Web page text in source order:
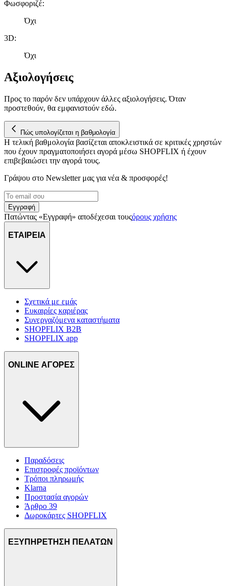
Φωσφοριζέ:
Όχι
3D:
Όχι
Αξιολογήσεις
Προς το παρόν δεν υπάρχουν άλλες αξιολογήσεις. Όταν
προστεθούν, θα εμφανιστούν εδώ.
Πώς υπολογίζεται η βαθμολογία
Η τελική βαθμολογία βασίζεται αποκλειστικά σε κριτικές χρηστών
που έχουν πραγματοποιήσει αγορά μέσω SHOPFLIX ή έχουν
επιβεβαιώσει την αγορά τους.
Γράψου στο Νewsletter μας για νέα & προσφορές!
Εγγραφή
Πατώντας «Εγγραφή» αποδέχεσαι τουςόρους χρήσης
ΕΤΑΙΡΕΙΑ
Σχετικά με εμάς
Ευκαιρίες καριέρας
Συνεργαζόμενα καταστήματα
SHOPFLIX B2B
SHOPFLIX app
ONLINE ΑΓΟΡΕΣ
Παραδόσεις
Επιστροφές προϊόντων
Τρόποι πληρωμής
Klarna
Προστασία αγορών
Άρθρο 39
Δωροκάρτες SHOPFLIX
ΕΞΥΠΗΡΕΤΗΣΗ ΠΕΛΑΤΩΝ